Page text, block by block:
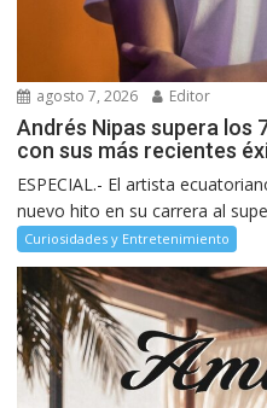
agosto 7, 2026 Editor
Andrés Nipas supera los
con sus más recientes
ESPECIAL.- El artista
nuevo hito en su carrera al
Curiosidades y Entretenimiento